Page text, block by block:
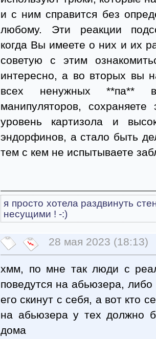
и с ним справится без
любому. Эти реакции
когда Вы имеете о них и их
советую с этим
интересно, а во вторых вы
всех ненужных **па**
манипуляторов,
уровень картизола и
эндорфинов, а стало быть
тем с кем не испытываете
я просто хотела раздвинуть
несущими ! -:)
28 мая 2023 (18:13)
хмм, по мне так люди с
поведутся на абьюзера,
его скинут с себя, а вот кто
на абьюзера у тех должно
дома